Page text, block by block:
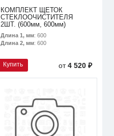
КОМПЛЕКТ ЩЕТОК
СТЕКЛООЧИСТИТЕЛЯ
2ШТ. (600мм, 600мм)
Длина 1, мм: 600
Длина 2, мм: 600
Купить от4 520 ₽